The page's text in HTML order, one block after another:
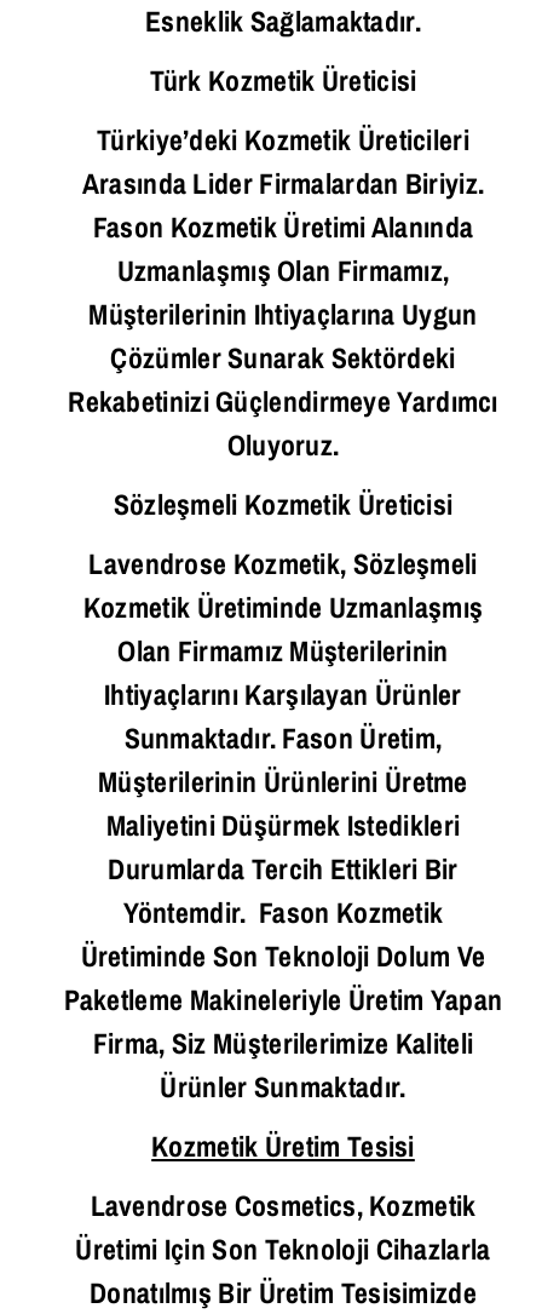
Esneklik Sağlamaktadır.
Türk Kozmetik Üreticisi
Türkiye’deki Kozmetik Üreticileri
Arasında Lider Firmalardan Biriyiz.
Fason Kozmetik Üretimi Alanında
Uzmanlaşmış Olan Firmamız,
Müşterilerinin Ihtiyaçlarına Uygun
Çözümler Sunarak Sektördeki
Rekabetinizi Güçlendirmeye Yardımcı
Oluyoruz.
Sözleşmeli Kozmetik Üreticisi
Lavendrose Kozmetik, Sözleşmeli
Kozmetik Üretiminde Uzmanlaşmış
Olan Firmamız Müşterilerinin
Ihtiyaçlarını Karşılayan Ürünler
Sunmaktadır. Fason Üretim,
Müşterilerinin Ürünlerini Üretme
Maliyetini Düşürmek Istedikleri
Durumlarda Tercih Ettikleri Bir
Yöntemdir. Fason Kozmetik
Üretiminde Son Teknoloji Dolum Ve
Paketleme Makineleriyle Üretim Yapan
Firma, Siz Müşterilerimize Kaliteli
Ürünler Sunmaktadır.
Kozmetik Üretim Tesisi
Lavendrose Cosmetics, Kozmetik
Üretimi Için Son Teknoloji Cihazlarla
Donatılmış Bir Üretim Tesisimizde